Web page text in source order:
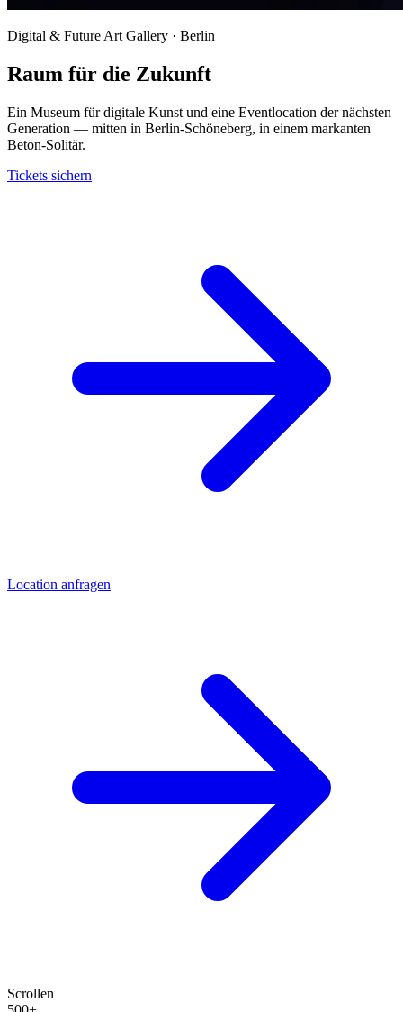
Digital & Future Art Gallery · Berlin
Raum für die Zukunft
Ein Museum für digitale Kunst und eine Eventlocation der nächsten
Generation — mitten in Berlin-Schöneberg, in einem markanten
Beton-Solitär.
Tickets sichern
Location anfragen
Scrollen